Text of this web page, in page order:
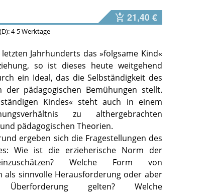
21,40 €
4-5 Werktage
Jahrhunderts das »folgsame Kind«
so ist dieses heute weitgehend
ein Ideal, das die Selbständigkeit des
der pädagogischen Bemühungen stellt.
Kindes« steht auch in einem
zu althergebrachten
pädagogischen Theorien.
ergeben sich die Fragestellungen des
Wie ist die erzieherische Norm der
Welche Form von
als sinnvolle Herausforderung oder aber
gelten? Welche